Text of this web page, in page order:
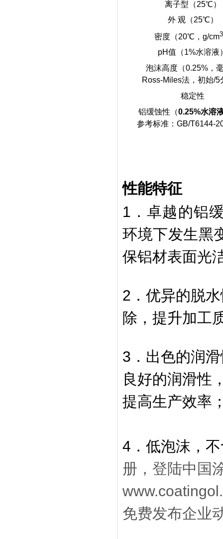
离子型（25℃）
外 观（25℃）
密度（20℃，g/cm3
pH值（1%水溶液
泡沫高度（0.25%，
Ross-Miles法，初始/5
稳定性
铝缓蚀性（0.25%水溶
参考标准：GB/T6144-
性能特征
1．卓越的铝
环境下发生黑
保铝材表面光
2．优异的脱
除，提升加工
3．出色的润
良好的润滑性
提高生产效率
4．低泡沫，
册，登陆中国
免费发布企业